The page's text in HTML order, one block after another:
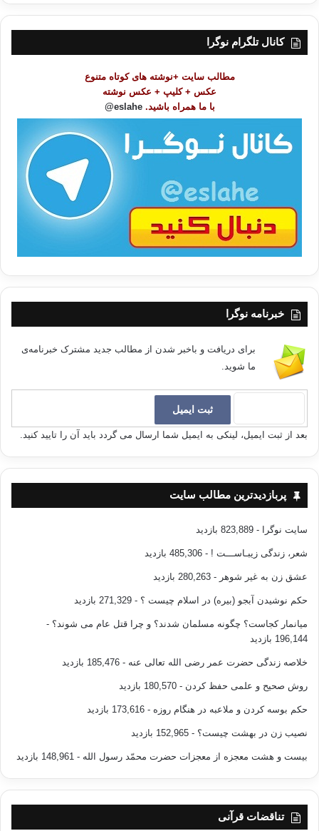
ر
کانال تلگرام نوگرا
مطالب سایت +نوشته های کوتاه متنوع
عکس + کلیپ + عکس نوشته
با ما همراه باشید. eslahe@
خبرنامه نوگرا
برای دریافت و باخبر شدن از مطالب جدید مشترک خبرنامه‌ی
ما شوید.
بعد از ثبت ایمیل، لینکی به ایمیل شما ارسال می گردد باید آن را تایید کنید.
پربازدیدترین مطالب سایت
سایت نوگرا - 823,889 بازدید
شعر، زندگی زیبـاســـت ! - 485,306 بازدید
عشق زن به غیر شوهر - 280,263 بازدید
حکم نوشیدن آبجو (بیره) در اسلام چیست ؟ - 271,329 بازدید
میانمار کجاست؟ چگونه مسلمان شدند؟ و چرا قتل عام می شوند؟ -
196,144 بازدید
خلاصه زندگی حضرت عمر رضی الله تعالی عنه - 185,476 بازدید
روش صحیح و علمی حفظ کردن - 180,570 بازدید
حکم بوسه کردن و ملاعبه در هنگام روزه - 173,616 بازدید
نصیب زن در بهشت چیست؟ - 152,965 بازدید
بیست و هشت معجزه از معجزات حضرت محمّد رسول الله - 148,961 بازدید
تناقضات قرآنی